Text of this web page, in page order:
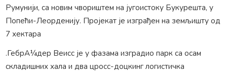
Румунији, са новим чвориштем на југоистоку Букурешта, у
Попећи-Леорденију. Пројекат је изграђен на земљишту од
7 хектара
.ГебрА¼дер Веисс је у фазама изградио парк са осам
складишних хала и два цросс-доцкинг логистичка